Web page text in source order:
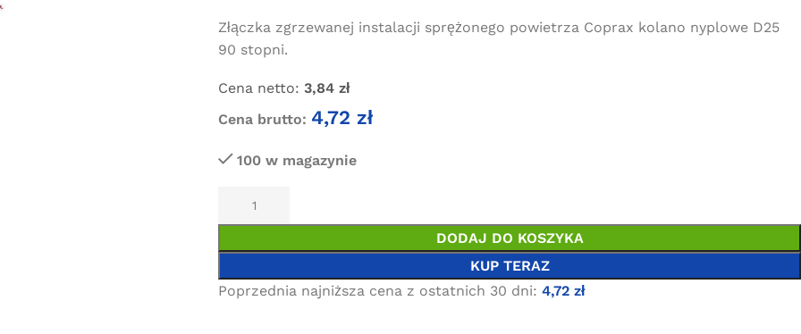
Złączka zgrzewanej instalacji sprężonego powietrza Coprax kolano nyplowe D25
90 stopni.
Cena netto: 3,84 zł
Cena brutto: 4,72 zł
100 w magazynie
DODAJ DO KOSZYKA
KUP TERAZ
Poprzednia najniższa cena z ostatnich 30 dni: 4,72 zł